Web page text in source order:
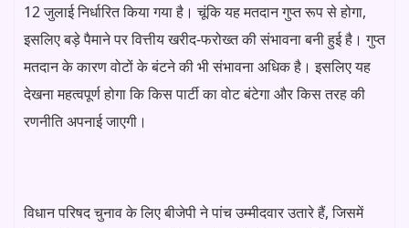
12 जुलाई निर्धारित किया गया है। चूंकि यह मतदान गुप्त रूप से होगा,
इसलिए बड़े पैमाने पर वित्तीय खरीद-फरोख्त की संभावना बनी हुई है। गुप्त
मतदान के कारण वोटों के बंटने की भी संभावना अधिक है। इसलिए यह
देखना महत्वपूर्ण होगा कि किस पार्टी का वोट बंटेगा और किस तरह की
रणनीति अपनाई जाएगी।
विधान परिषद चुनाव के लिए बीजेपी ने पांच उम्मीदवार उतारे हैं, जिसमें